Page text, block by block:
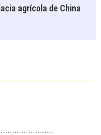
agrícola de China